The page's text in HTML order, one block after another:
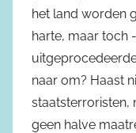
het land worden
harte, maar toch
naar om? Haast
staatsterroristen,
geen halve